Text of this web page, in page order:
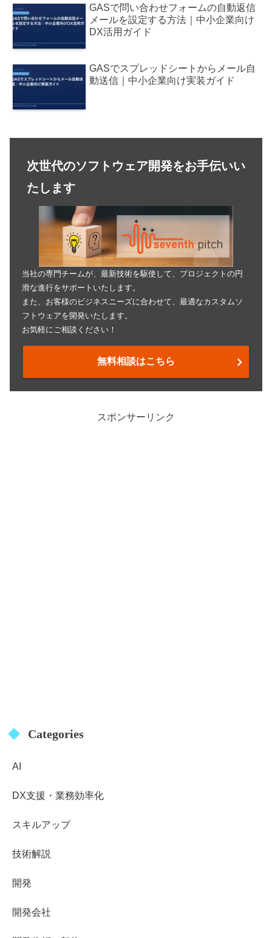
GASで問い合わせフォームの自動返信
メールを設定する方法｜中小企業向け
DX活用ガイド
GASでスプレッドシートからメール自
動送信｜中小企業向け実装ガイド
次世代のソフトウェア開発をお手伝いい
たします
当社の専門チームが、最新技術を駆使して、プロジェクトの円
滑な進行をサポートいたします。
また、お客様のビジネスニーズに合わせて、最適なカスタムソ
フトウェアを開発いたします。
お気軽にご相談ください！
無料相談はこちら
スポンサーリンク
Categories
AI
DX支援・業務効率化
スキルアップ
技術解説
開発
開発会社